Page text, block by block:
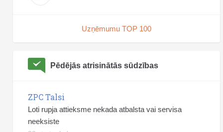
Uzņēmumu TOP 100
Pēdējās atrisinātās sūdzības
ZPC Talsi
Loti rupja attieksme nekada atbalsta vai servisa
neeksiste